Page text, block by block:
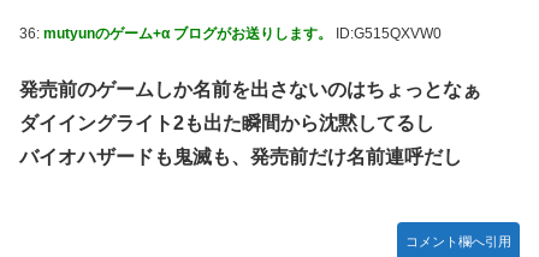
36: mutyunのゲーム+α ブログがお送りします。 ID:G515QXVW0
発売前のゲームしか名前を出さないのはちょっとなぁ
ダイイングライト2も出た瞬間から沈黙してるし
バイオハザードも鬼滅も、発売前だけ名前連呼だし
コメント欄へ引用